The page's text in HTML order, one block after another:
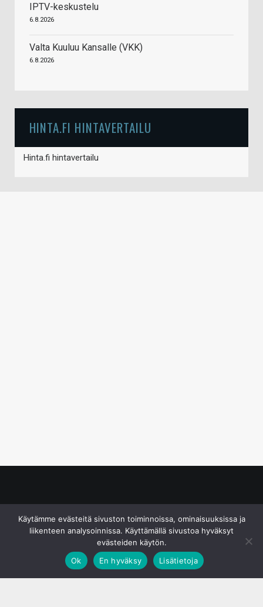
IPTV-keskustelu
6.8.2026
Valta Kuuluu Kansalle (VKK)
6.8.2026
HINTA.FI HINTAVERTAILU
Hinta.fi hintavertailu
Käytämme evästeitä sivuston toiminnoissa, ominaisuuksissa ja
liikenteen analysoinnissa. Käyttämällä sivustoa hyväksyt
evästeiden käytön.
Ok
En hyväksy Lisätietoja